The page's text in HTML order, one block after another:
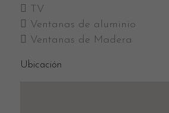
TV
Ventanas de aluminio
Ventanas de Madera
Ubicación